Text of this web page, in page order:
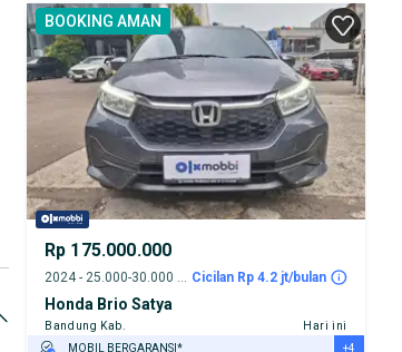
TEST DRIVE DARI RUMAH
GRATIS BIAYA JASA PERAWATAN*
PENJUAL TERVERIFIKASI
BOOKING AMAN
Rp 175.000.000
2024 - 25.000-30.000 km Cicilan Rp 4.2 jt/bulan
Honda Brio Satya
Bandung Kab.
Hari ini
MOBIL BERGARANSI*
+4